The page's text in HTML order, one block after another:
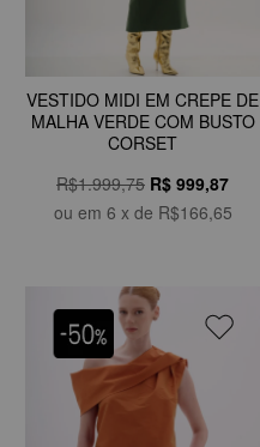
VESTIDO MIDI EM CREPE DE
MALHA VERDE COM BUSTO
CORSET
R$1.999,75 R$ 999,87
ou em 6 x de R$166,65